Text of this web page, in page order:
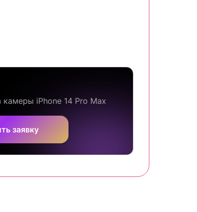
камеры iPhone 14 Pro Max
заявку